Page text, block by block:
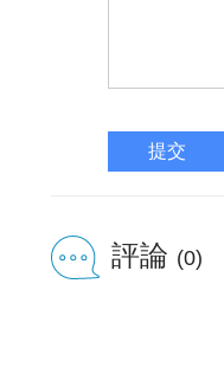
提交
評論 (0)